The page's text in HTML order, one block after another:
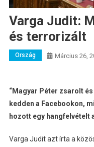
Varga Judit:
és terrorizált
Ország Március 26,
“Magyar Péter zsarolt
kedden a Facebookon,
hozott egy hangfelvételt
Varga Judit azt írta a